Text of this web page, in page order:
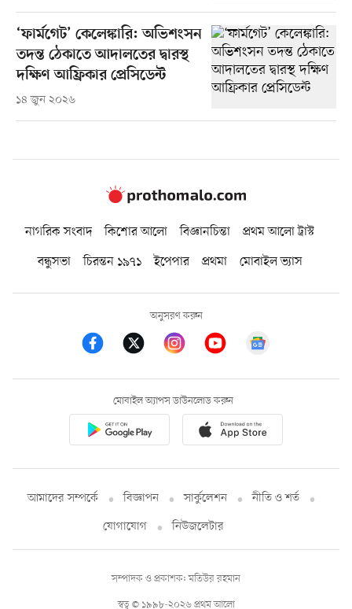
‘ফার্মগেট’ কেলেঙ্কারি: অভিশংসন
তদন্ত ঠেকাতে আদালতের দ্বারস্থ
দক্ষিণ আফ্রিকার প্রেসিডেন্ট
১৪ জুন ২০২৬
নাগরিক সংবাদ কিশোর আলো বিজ্ঞানচিন্তা
প্রথম আলো ট্রাস্ট
বন্ধুসভা
চিরন্তন ১৯৭১ ইপেপার প্রথমা মোবাইল ভ্যাস
অনুসরণ করুন
মোবাইল অ্যাপস ডাউনলোড করুন
আমাদের সম্পর্কে বিজ্ঞাপন সার্কুলেশন
নীতি ও শর্ত
যোগাযোগ
নিউজলেটার
স্বত্ব © ১৯৯৮-২০২৬ প্রথম আলো
সম্পাদক ও প্রকাশক: মতিউর রহমান